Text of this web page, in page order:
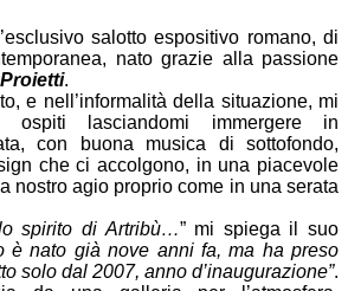
salotto espositivo romano, di
nato grazie alla passione
.
e nell’informalità della situazione, mi
lasciandomi immergere in
con buona musica di sottofondo,
che ci accolgono, in una piacevole
nostro agio proprio come in una serata
spirito di Artribù…” mi spiega il suo
è nato già nove anni fa, ma ha preso
solo dal 2007, anno d’inaugurazione”.